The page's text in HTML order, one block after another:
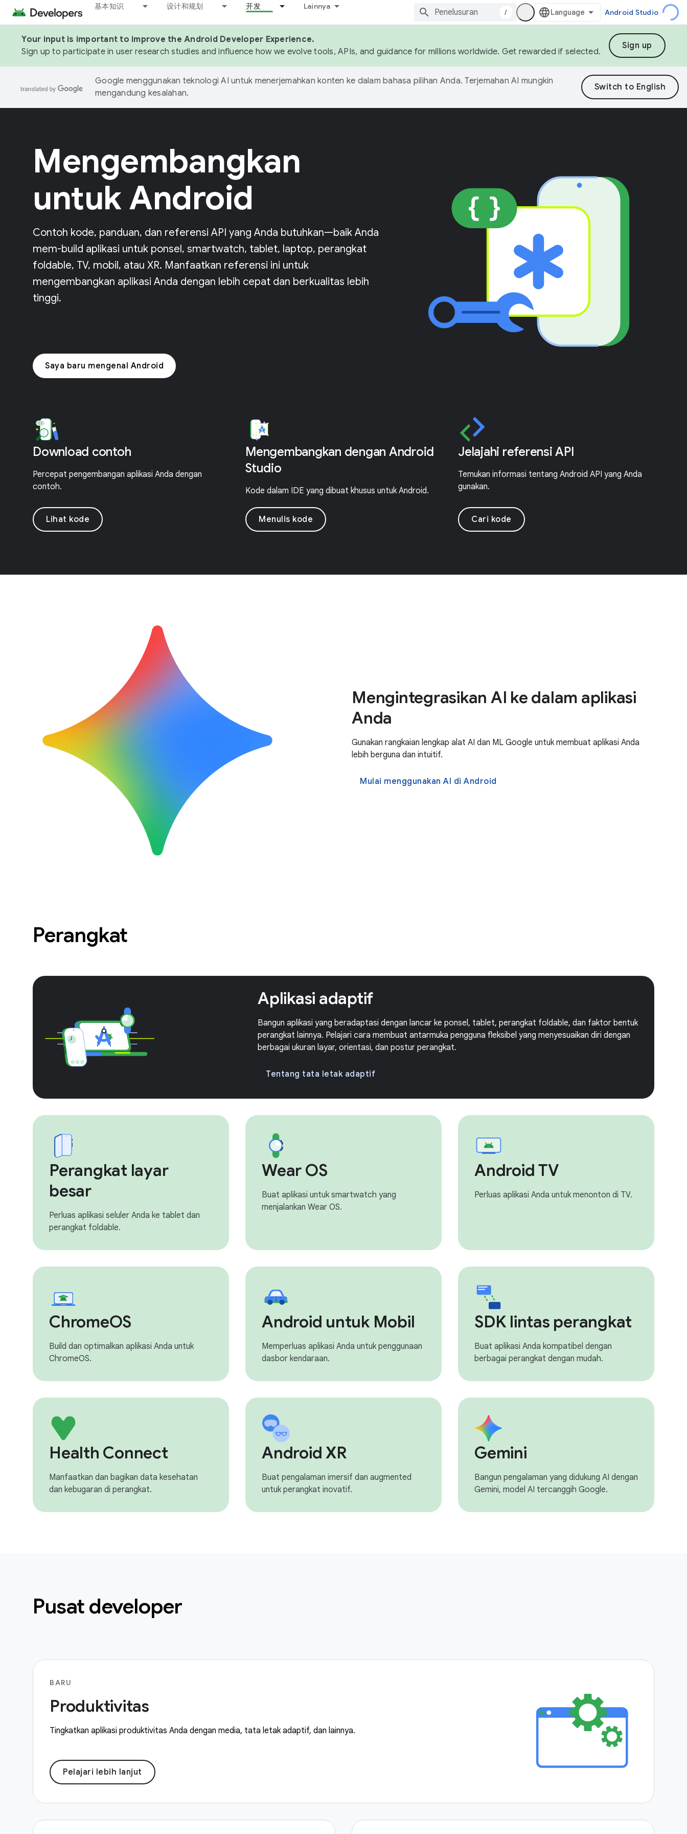
基本知识 设计和规划 开发 Lainnya
/ Android Studio
Your input is important to improve the Android Developer Experience.
Sign up to participate in user research studies and influence how we evolve tools, APIs, and guidance for millions worldwide. Get rewarded if selected.
Sign up
Google menggunakan teknologi AI untuk menerjemahkan konten ke dalam bahasa pilihan Anda. Terjemahan AI mungkin
mengandung kesalahan.
Mengembangkan
untuk Android
Contoh kode, panduan, dan referensi API yang Anda butuhkan—baik Anda
mem-build aplikasi untuk ponsel, smartwatch, tablet, laptop, perangkat
foldable, TV, mobil, atau XR. Manfaatkan referensi ini untuk
mengembangkan aplikasi Anda dengan lebih cepat dan berkualitas lebih
tinggi.
Saya baru mengenal Android
Download contoh
Percepat pengembangan aplikasi Anda dengan
contoh.
Lihat kode
Mengembangkan dengan Android
Studio
Kode dalam IDE yang dibuat khusus untuk Android.
Menulis kode
Jelajahi referensi API
Temukan informasi tentang Android API yang Anda
gunakan.
Cari kode
Mengintegrasikan AI ke dalam aplikasi
Anda
Gunakan rangkaian lengkap alat AI dan ML Google untuk membuat aplikasi Anda
lebih berguna dan intuitif.
Mulai menggunakan AI di Android
Perangkat
Aplikasi adaptif
Bangun aplikasi yang beradaptasi dengan lancar ke ponsel, tablet, perangkat foldable, dan faktor bentuk
perangkat lainnya. Pelajari cara membuat antarmuka pengguna fleksibel yang menyesuaikan diri dengan
berbagai ukuran layar, orientasi, dan postur perangkat.
Tentang tata letak adaptif
Perangkat layar
besar
Perluas aplikasi seluler Anda ke tablet dan
perangkat foldable.
Wear OS
Buat aplikasi untuk smartwatch yang
menjalankan Wear OS.
Android TV
Perluas aplikasi Anda untuk menonton di TV.
ChromeOS
Build dan optimalkan aplikasi Anda untuk
ChromeOS.
Android untuk Mobil
Memperluas aplikasi Anda untuk penggunaan
dasbor kendaraan.
SDK lintas perangkat
Buat aplikasi Anda kompatibel dengan
berbagai perangkat dengan mudah.
Health Connect
Manfaatkan dan bagikan data kesehatan
dan kebugaran di perangkat.
Android XR
Buat pengalaman imersif dan augmented
untuk perangkat inovatif.
Gemini
Bangun pengalaman yang didukung AI dengan
Gemini, model AI tercanggih Google.
Pusat developer
BARU
Produktivitas
Tingkatkan aplikasi produktivitas Anda dengan media, tata letak adaptif, dan lainnya.
Pelajari lebih lanjut